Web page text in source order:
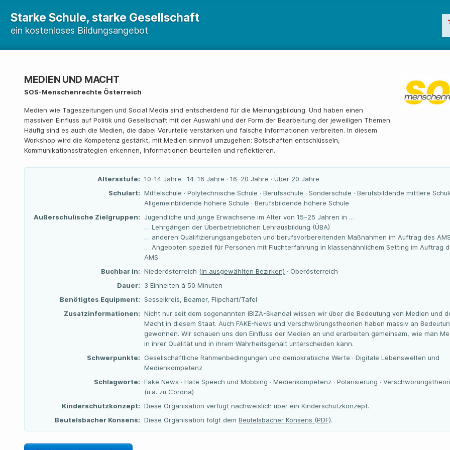
Starke Schule, starke Gesellschaft
ein kostenloses Bildungsangebot
MEDIEN UND MACHT
SOS-Menschenrechte Österreich
Medien wie Tageszeitungen und Social Media sind entscheidend für die Meinungsbildung. Und haben einen
massiven Einfluss auf Politik und Gesellschaft mit der Auswahl und der Form der Bearbeitung der jeweiligen Themen.
Häufig sind es auch die Medien, die dabei Vorurteile verstärken und falsche Informationen verbreiten. In diesem
Workshop wird die Kompetenz gestärkt, mit Medien sinnvoll umzugehen: Botschaften entschlüsseln,
Kommunikationsstrategien erkennen, Informationen beurteilen und reflektieren.
Altersstufe: 10-14 Jahre · 14–16 Jahre · 16–20 Jahre · Über 20 Jahre
Schulart: Mittelschule · Polytechnische Schule · Berufsschule · Sonderschule · Berufsbildende mittlere
Allgemeinbildende höhere Schule · Berufsbildende höhere Schule
Außerschulische Zielgruppen:
Jugendliche und junge Erwachsene im Alter von 15–25 Jahren in …
… Lehrgängen der Überbetrieblichen Lehrausbildung (ÜBA)
… anderen Qualifizierungsangeboten und berufsvorbereitenden Maßnahmen im Auftrag des
… Angeboten speziell für Personen mit Fluchterfahrung in klassenähnlichem Setting im Auftrag
AMS
Buchbar in: Niederösterreich (in ausgewählten Bezirken) · Oberösterreich
Dauer:
3 Einheiten à 50 Minuten
Benötigtes Equipment: Sesselkreis, Beamer, Flipchart/Tafel
Zusatzinformationen: Nicht nur seit dem sogenannten IBIZA-Skandal wissen wir über die Bedeutung von Medien und
Macht in diesem Staat. Auch FAKE-News und Verschwörungstheorien haben massiv an
gewonnen. Wir schauen uns den Einfluss der Medien an und erarbeiten gemeinsam, wie man
in ihrer Qualität und in ihrem Wahrheitsgehalt unterscheiden kann.
Schwerpunkte:
Gesellschaftliche Rahmenbedingungen und demokratische Werte · Digitale Lebenswelten und
Medienkompetenz
Schlagworte: Fake News · Hate Speech und Mobbing · Medienkompetenz · Polarisierung ·
(u.a. zu Corona)
Kinderschutzkonzept: Diese Organisation verfügt nachweislich über ein Kinderschutzkonzept.
Beutelsbacher Konsens: Diese Organisation folgt dem Beutelsbacher Konsens (PDF).